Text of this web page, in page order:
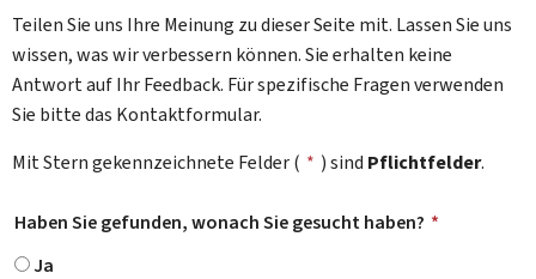
Teilen Sie uns Ihre Meinung zu dieser Seite mit. Lassen Sie uns
wissen, was wir verbessern können. Sie erhalten keine
Antwort auf Ihr Feedback. Für spezifische Fragen verwenden
Sie bitte das Kontaktformular.
Mit Stern gekennzeichnete Felder ( * ) sind Pflichtfelder.
Haben Sie gefunden, wonach Sie gesucht haben? *
Ja